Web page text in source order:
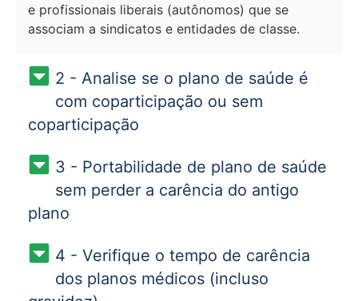
e profissionais liberais (autônomos) que se
associam a sindicatos e entidades de classe.
2 - Analise se o plano de saúde é
com coparticipação ou sem
coparticipação
3 - Portabilidade de plano de saúde
sem perder a carência do antigo
plano
4 - Verifique o tempo de carência
dos planos médicos (incluso